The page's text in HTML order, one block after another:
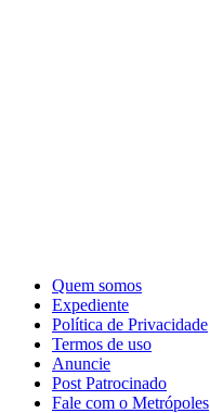
Quem somos
Expediente
Política de Privacidade
Termos de uso
Anuncie
Post Patrocinado
Fale com o Metrópoles